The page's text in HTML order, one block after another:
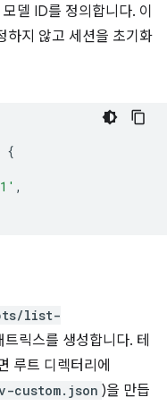
델 ID를 정의합니다. 이
하지 않고 세션을 초기화
{
,
list-
릭스를 생성합니다. 테
루트 디렉터리에
custom.json )을 만듭